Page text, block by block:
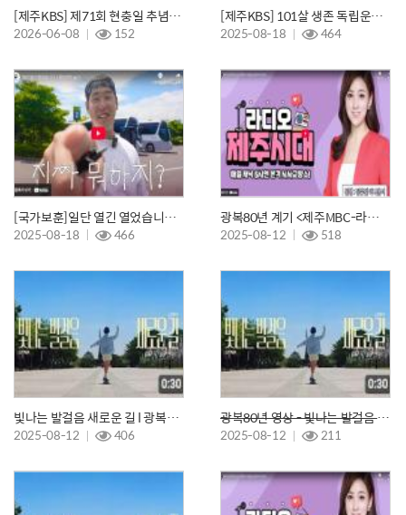
[제주KBS] 제71회 현충일 추념식 거행…일상 속 행사도 다채 / KBS 2026.6.6.
2026-06-08 152
[제주KBS] 101살 생존 독립운동가 강태선 애국지사 기념 연극 막올라 / KBS 2025.08.13.
2025-08-18 464
[국가보훈]일단 열긴 열었습니다ㅣ광복민박 ep.1
2025-08-18 466
광복80년 계기 <제주MBC-라디오 제주시대> '원장 김민용' 출연
2025-08-12 518
빛나는 발걸음 새로운 길 l 광복80년
2025-08-12 406
광복80년 영상 - 빛나는 발걸음 새로운 길
2025-08-12 211